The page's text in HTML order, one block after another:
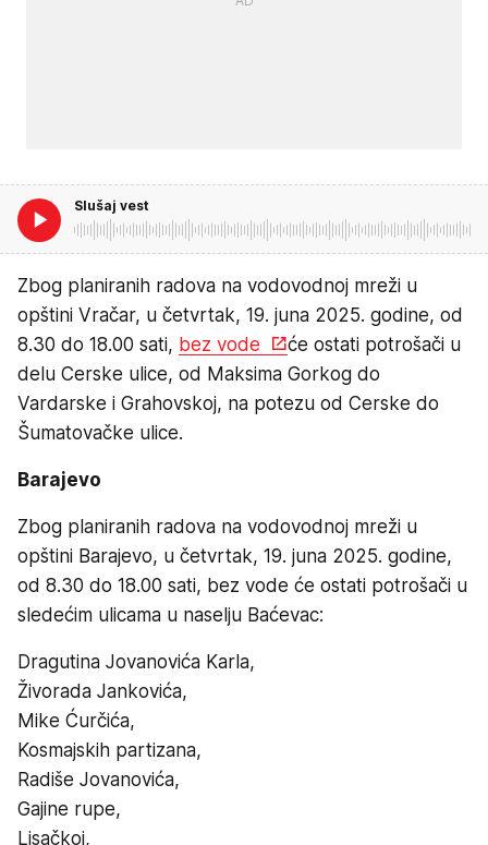
Slušaj vest
Zbog planiranih radova na vodovodnoj mreži u
opštini Vračar, u četvrtak, 19. juna 2025. godine, od
8.30 do 18.00 sati, bez vode
će ostati potrošači u
delu Cerske ulice, od Maksima Gorkog do
Vardarske i Grahovskoj, na potezu od Cerske do
Šumatovačke ulice.
Barajevo
Zbog planiranih radova na vodovodnoj mreži u
opštini Barajevo, u četvrtak, 19. juna 2025. godine,
od 8.30 do 18.00 sati, bez vode će ostati potrošači u
sledećim ulicama u naselju Baćevac:
Dragutina Jovanovića Karla,
Živorada Jankovića,
Mike Ćurčića,
Kosmajskih partizana,
Radiše Jovanovića,
Gajine rupe,
Lisačkoj,